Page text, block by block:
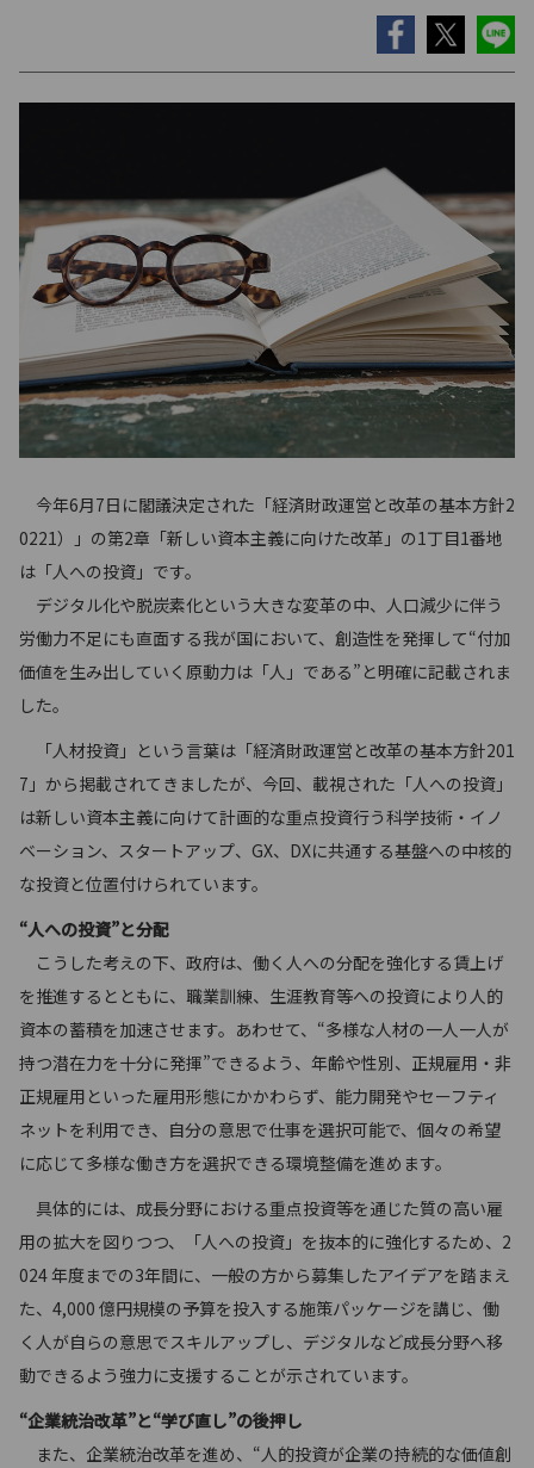
今年6月7日に閣議決定された「経済財政運営と改革の基本方針2
0221）」の第2章「新しい資本主義に向けた改革」の1丁目1番地
は「人への投資」です。
デジタル化や脱炭素化という大きな変革の中、人口減少に伴う
労働力不足にも直面する我が国において、創造性を発揮して“付加
価値を生み出していく原動力は「人」である”と明確に記載されま
した。
「人材投資」という言葉は「経済財政運営と改革の基本方針201
7」から掲載されてきましたが、今回、載視された「人への投資」
は新しい資本主義に向けて計画的な重点投資行う科学技術・イノ
ベーション、スタートアップ、GX、DXに共通する基盤への中核的
な投資と位置付けられています。
“人への投資”と分配
こうした考えの下、政府は、働く人への分配を強化する賃上げ
を推進するとともに、職業訓練、生涯教育等への投資により人的
資本の蓄積を加速させます。あわせて、“多様な人材の一人一人が
持つ潜在力を十分に発揮”できるよう、年齢や性別、正規雇用・非
正規雇用といった雇用形態にかかわらず、能力開発やセーフティ
ネットを利用でき、自分の意思で仕事を選択可能で、個々の希望
に応じて多様な働き方を選択できる環境整備を進めます。
具体的には、成長分野における重点投資等を通じた質の高い雇
用の拡大を図りつつ、「人への投資」を抜本的に強化するため、2
024 年度までの3年間に、一般の方から募集したアイデアを踏まえ
た、4,000 億円規模の予算を投入する施策パッケージを講じ、働
く人が自らの意思でスキルアップし、デジタルなど成長分野へ移
動できるよう強力に支援することが示されています。
“企業統治改革”と“学び直し”の後押し
また、企業統治改革を進め、“人的投資が企業の持続的な価値創